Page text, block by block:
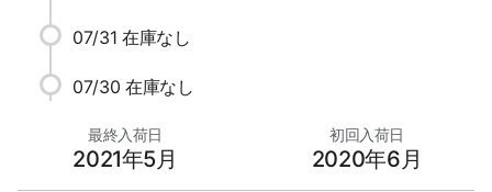
07/31 在庫なし
07/30 在庫なし
最終入荷日
2021年5月
初回入荷日
2020年6月